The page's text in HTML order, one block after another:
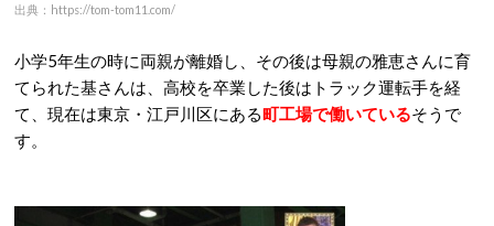
出典：https://tom-tom11.com/
小学5年生の時に両親が離婚し、その後は母親の雅恵さんに育
てられた基さんは、高校を卒業した後はトラック運転手を経
て、現在は東京・江戸川区にある町工場で働いているそうで
す。